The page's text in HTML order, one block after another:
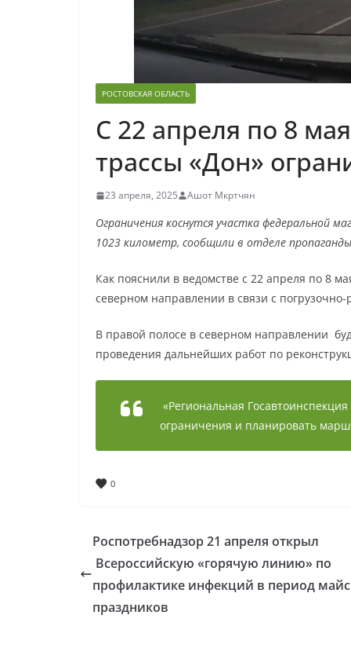
РОСТОВСКАЯ ОБЛАСТЬ
С 22 апреля по 8
трассы «Дон»
23 апреля, 2025 Ашот Мкртчян
Ограничения коснутся участка федеральной
1023 километр, сообщили в отделе
Как пояснили в ведомстве с 22 апреля по 8
северном направлении в связи с
В правой полосе в северном направлении
проведения дальнейших работ по
«Региональная
ограничения и планировать
0
Роспотребнадзор 21 апреля открыл
Всероссийскую «горячую линию» по
профилактике инфекций в период
праздников